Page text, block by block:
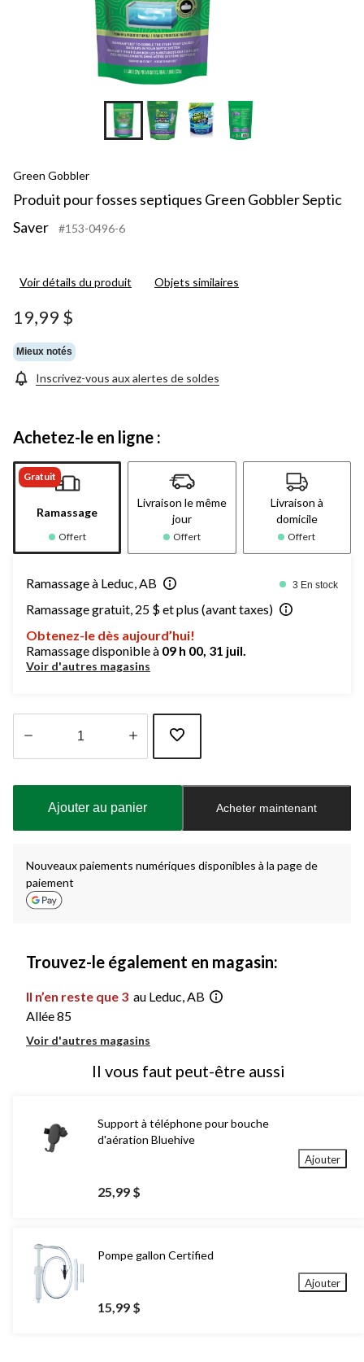
Green Gobbler
Produit pour fosses septiques Green Gobbler Septic
Saver
#153-0496-6
Voir détails du produit Objets similaires
19,99 $
Mieux notés
Inscrivez-vous aux alertes de soldes
Achetez-le en ligne :
Gratuit
Ramassage
Offert
Livraison le même
jour
Offert
Livraison à
domicile
Offert
Ramassage à Leduc, AB 3 En stock
Ramassage gratuit, 25 $ et plus (avant taxes)
Obtenez-le dès aujourd’hui!
Ramassage disponible à 09 h 00, 31 juil.
Voir d'autres magasins
à
Ajouter au panier Acheter maintenant
Nouveaux paiements numériques disponibles à la page de
paiement
Trouvez-le également en magasin:
Il n’en reste que 3 au Leduc, AB
Allée 85
Voir d'autres magasins
Il vous faut peut-être aussi
Support à téléphone pour bouche
d'aération Bluehive
25,99 $
Ajouter
Pompe gallon Certified
15,99 $
Ajouter